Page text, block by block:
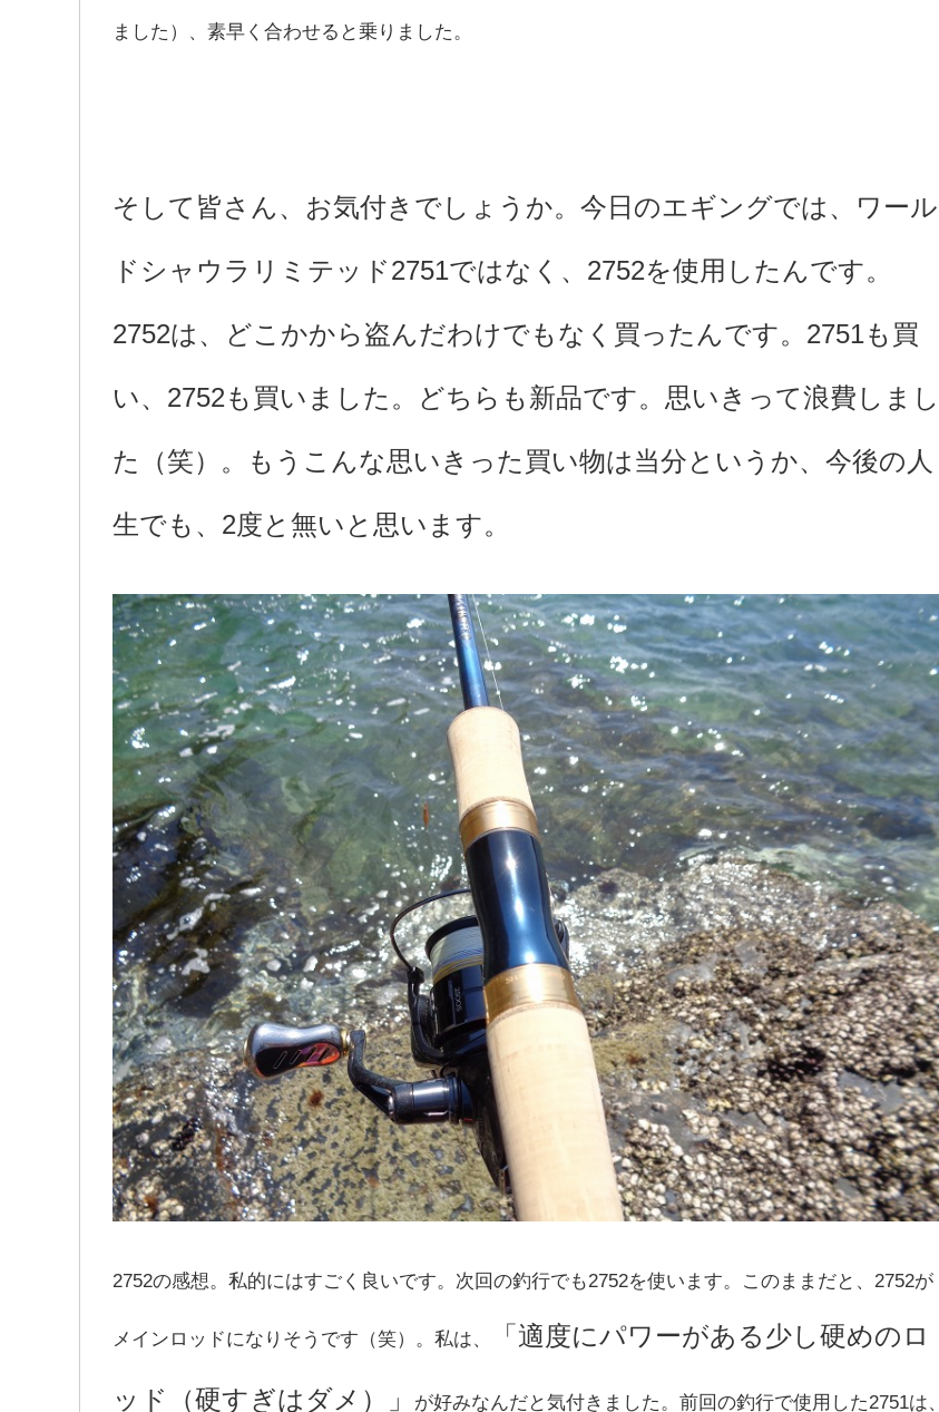
ました）、素早く合わせると乗りました。
そして皆さん、お気付きでしょうか。今日のエギングでは、ワール
ドシャウラリミテッド2751ではなく、2752を使用したんです。
2752は、どこかから盗んだわけでもなく買ったんです。2751も買
い、2752も買いました。どちらも新品です。思いきって浪費しまし
た（笑）。もうこんな思いきった買い物は当分というか、今後の人
生でも、2度と無いと思います。
2752の感想。私的にはすごく良いです。次回の釣行でも2752を使います。このままだと、2752が
メインロッドになりそうです（笑）。私は、 「適度にパワーがある少し硬めのロ
ッド（硬すぎはダメ）」 が好みなんだと気付きました。前回の釣行で使用した2751は、